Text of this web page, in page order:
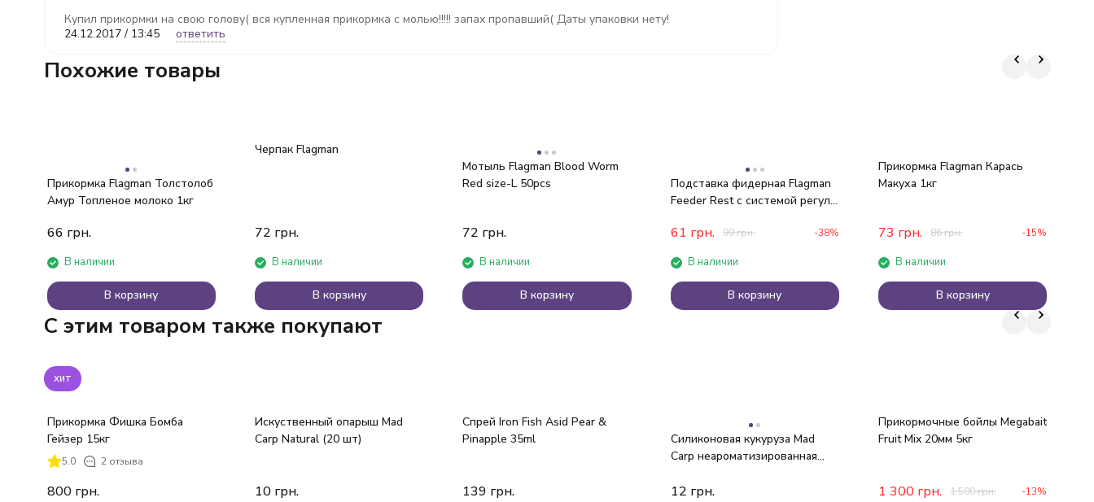
Купил прикормки на свою голову( вся купленная прикормка с молью!!!!! запах пропавший( Даты упаковки нету!
24.12.2017 / 13:45
ответить
Похожие товары
Прикормка Flagman Толстолоб
Амур Топленое молоко 1кг
66 грн.
В наличии
В корзину
Черпак Flagman
72 грн.
В наличии
В корзину
Мотыль Flagman Blood Worm
Red size-L 50pcs
72 грн.
В наличии
В корзину
Подставка фидерная Flagman
Feeder Rest с системой регул.
61 грн. 99грн. -38%
В наличии
В корзину
Прикормка Flagman Карась
Макуха 1кг
73 грн. 86грн. -15%
В наличии
В корзину
C этим товаром также покупают
хит
Прикормка Фишка Бомба
Гейзер 15кг
5.0 2 отзыва
800 грн.
Искуственный опарыш Mad
Carp Natural (20 шт)
10 грн.
Спрей Iron Fish Asid Pear &
Pinapple 35ml
139 грн.
Силиконовая кукуруза Mad
Carp неароматизированная
12 грн.
Прикормочные бойлы Megabait
Fruit Mix 20мм 5кг
1 300 грн. 1 500грн. -13%